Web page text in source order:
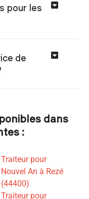
pour les
de
dans
:
Traiteur pour
Nouvel An à Rezé
(44400)
Traiteur pour